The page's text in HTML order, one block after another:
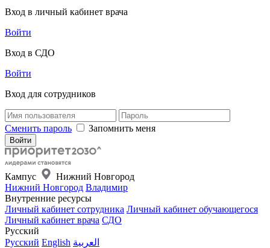
Вход в личный кабинет врача
Войти
Вход в СДО
Войти
Вход для сотрудников
Сменить пароль Запомнить меня
Кампус
Нижний Новгород
Нижний Новгород Владимир
Внутренние ресурсы
Личный кабинет сотрудника Личный кабинет обучающегося
Личный кабинет врача СДО
Русский
Русский English العربية